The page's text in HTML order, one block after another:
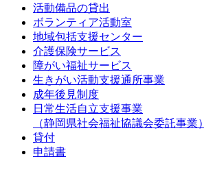
活動備品の貸出
ボランティア活動室
地域包括支援センター
介護保険サービス
障がい福祉サービス
生きがい活動支援通所事業
成年後見制度
日常生活自立支援事業
（静岡県社会福祉協議会委託事業）
貸付
申請書